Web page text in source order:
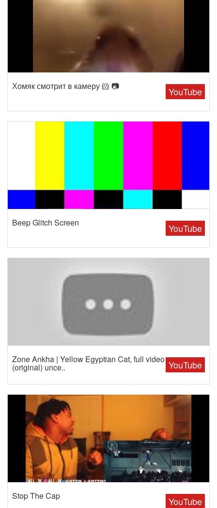
YouTube
Хомяк смотрит в камеру 🐹 📷
YouTube
Beep Glitch Screen
YouTube
Zone Ankha | Yellow Egyptian Cat, full video
(original) unce..
YouTube
Stop The Cap